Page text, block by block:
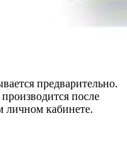
предварительно.
после
личном кабинете.